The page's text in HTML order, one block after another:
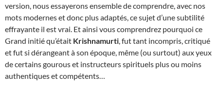
version, nous essayerons ensemble de comprendre, avec nos
mots modernes et donc plus adaptés, ce sujet d’une subtilité
effrayante il est vrai. Et ainsi vous comprendrez pourquoi ce
Grand initié qu’était Krishnamurti , fut tant incompris, critiqué
et fut si dérangeant à son époque, même (ou surtout) aux yeux
de certains gourous et instructeurs spirituels plus ou moins
authentiques et compétents…